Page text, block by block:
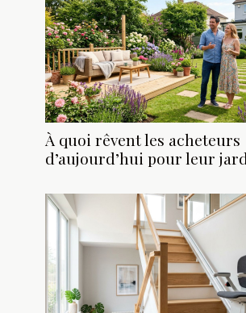
À quoi rêvent les acheteurs
d’aujourd’hui pour leur